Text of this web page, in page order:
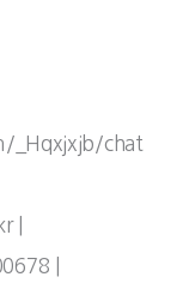
_Hqxjxjb/chat
|
|